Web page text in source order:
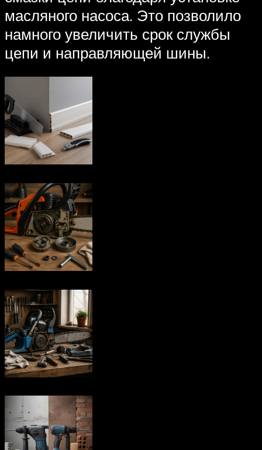
масляного насоса. Это позволило
намного увеличить срок службы
цепи и направляющей шины.